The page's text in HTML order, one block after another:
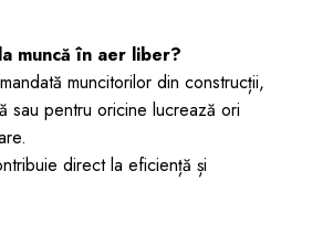
muncă în aer liber?
muncitorilor din construcții,
sau pentru oricine lucrează ori
direct la eficiență și